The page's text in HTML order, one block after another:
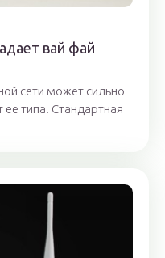
вай фай
сети может сильно
ее типа. Стандартная